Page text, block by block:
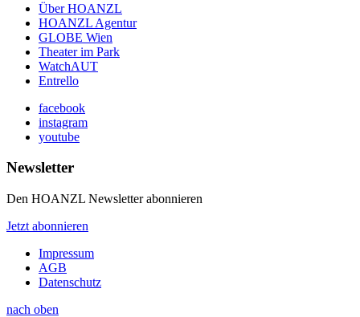
Über HOANZL
HOANZL Agentur
GLOBE Wien
Theater im Park
WatchAUT
Entrello
facebook
instagram
youtube
Newsletter
Den HOANZL Newsletter abonnieren
Jetzt abonnieren
Impressum
AGB
Datenschutz
nach oben